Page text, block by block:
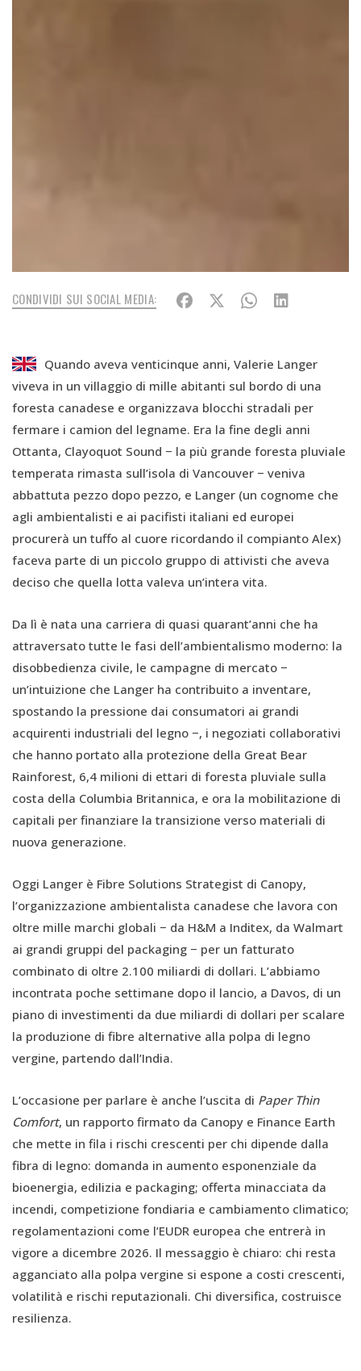
CONDIVIDI SUI SOCIAL MEDIA:
Quando aveva venticinque anni, Valerie Langer
viveva in un villaggio di mille abitanti sul bordo di una
foresta canadese e organizzava blocchi stradali per
fermare i camion del legname. Era la fine degli anni
Ottanta, Clayoquot Sound − la più grande foresta pluviale
temperata rimasta sull’isola di Vancouver − veniva
abbattuta pezzo dopo pezzo, e Langer (un cognome che
agli ambientalisti e ai pacifisti italiani ed europei
procurerà un tuffo al cuore ricordando il compianto Alex)
faceva parte di un piccolo gruppo di attivisti che aveva
deciso che quella lotta valeva un’intera vita.
Da lì è nata una carriera di quasi quarant’anni che ha
attraversato tutte le fasi dell’ambientalismo moderno: la
disobbedienza civile, le campagne di mercato −
un’intuizione che Langer ha contribuito a inventare,
spostando la pressione dai consumatori ai grandi
acquirenti industriali del legno −, i negoziati collaborativi
che hanno portato alla protezione della Great Bear
Rainforest, 6,4 milioni di ettari di foresta pluviale sulla
costa della Columbia Britannica, e ora la mobilitazione di
capitali per finanziare la transizione verso materiali di
nuova generazione.
Oggi Langer è Fibre Solutions Strategist di Canopy,
l’organizzazione ambientalista canadese che lavora con
oltre mille marchi globali − da H&M a Inditex, da Walmart
ai grandi gruppi del packaging − per un fatturato
combinato di oltre 2.100 miliardi di dollari. L’abbiamo
incontrata poche settimane dopo il lancio, a Davos, di un
piano di investimenti da due miliardi di dollari per scalare
la produzione di fibre alternative alla polpa di legno
vergine, partendo dall’India.
L’occasione per parlare è anche l’uscita di Paper Thin
Comfort, un rapporto firmato da Canopy e Finance Earth
che mette in fila i rischi crescenti per chi dipende dalla
fibra di legno: domanda in aumento esponenziale da
bioenergia, edilizia e packaging; offerta minacciata da
incendi, competizione fondiaria e cambiamento climatico;
regolamentazioni come l’EUDR europea che entrerà in
vigore a dicembre 2026. Il messaggio è chiaro: chi resta
agganciato alla polpa vergine si espone a costi crescenti,
volatilità e rischi reputazionali. Chi diversifica, costruisce
resilienza.